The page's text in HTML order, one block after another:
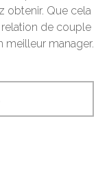
obtenir. Que cela
de couple
meilleur manager.